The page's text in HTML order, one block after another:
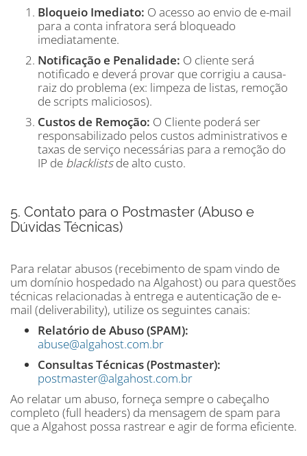
Bloqueio Imediato: O acesso ao envio de e-mail
para a conta infratora será bloqueado
imediatamente.
Notificação e Penalidade: O cliente será
notificado e deverá provar que corrigiu a causa-
raiz do problema (ex: limpeza de listas, remoção
de scripts maliciosos).
Custos de Remoção: O Cliente poderá ser
responsabilizado pelos custos administrativos e
taxas de serviço necessárias para a remoção do
IP de blacklistsde alto custo.
5. Contato para o Postmaster (Abuso e
Dúvidas Técnicas)
Para relatar abusos (recebimento de spam vindo de
um domínio hospedado na Algahost) ou para questões
técnicas relacionadas à entrega e autenticação de e-
mail (deliverability), utilize os seguintes canais:
Relatório de Abuso (SPAM):
abuse@algahost.com.br
Consultas Técnicas (Postmaster):
postmaster@algahost.com.br
Ao relatar um abuso, forneça sempre o cabeçalho
completo (full headers) da mensagem de spam para
que a Algahost possa rastrear e agir de forma eficiente.